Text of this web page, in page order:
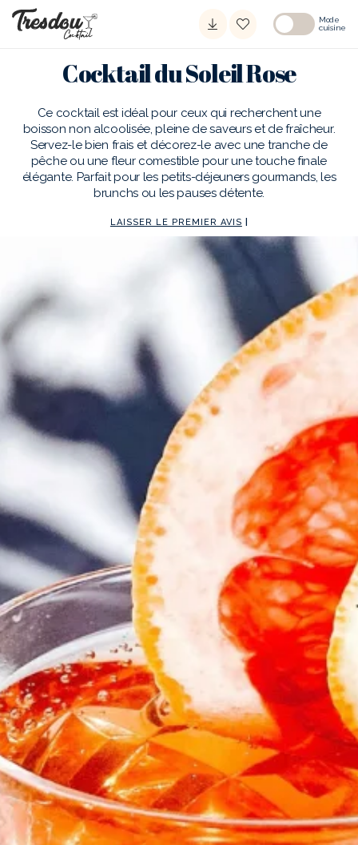
Mode
cuisine
Cocktail du Soleil Rose
Ce cocktail est idéal pour ceux qui recherchent une
boisson non alcoolisée, pleine de saveurs et de fraîcheur.
Servez-le bien frais et décorez-le avec une tranche de
pêche ou une fleur comestible pour une touche finale
élégante. Parfait pour les petits-déjeuners gourmands, les
brunchs ou les pauses détente.
LAISSER LE PREMIER AVIS